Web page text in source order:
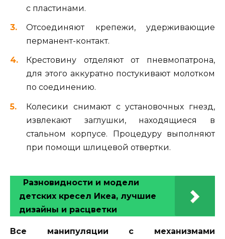
с пластинами.
Отсоединяют крепежи, удерживающие
перманент-контакт.
Крестовину отделяют от пневмопатрона,
для этого аккуратно постукивают молотком
по соединению.
Колесики снимают с установочных гнезд,
извлекают заглушки, находящиеся в
стальном корпусе. Процедуру выполняют
при помощи шлицевой отвертки.
Разновидности и модели
детских кресел Икеа, лучшие
дизайны и расцветки
Все манипуляции с механизмами